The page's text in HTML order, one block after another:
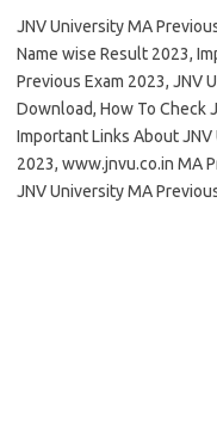
JNV University MA
Name wise Result 2023,
Previous Exam 2023, JNV
Download, How To Check
Important Links About
2023, www.jnvu.co.in MA
JNV University MA